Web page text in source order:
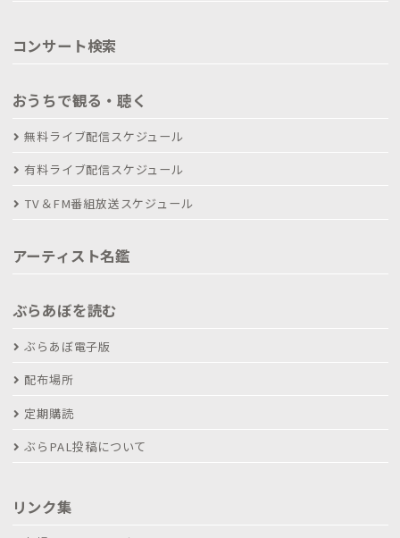
コンサート検索
おうちで観る・聴く
無料ライブ配信スケジュール
有料ライブ配信スケジュール
TV＆FM番組放送スケジュール
アーティスト名鑑
ぶらあぼを読む
ぶらあぼ電子版
配布場所
定期購読
ぶらPAL投稿について
リンク集